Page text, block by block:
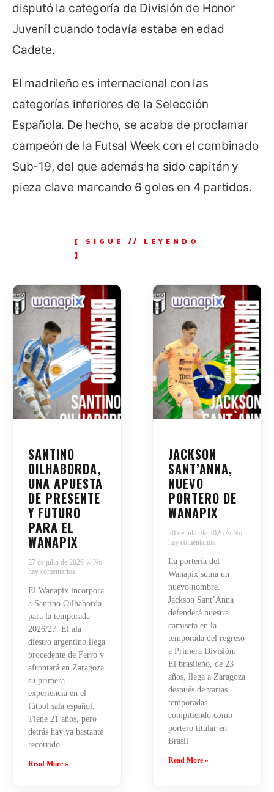
disputó la categoría de División de Honor
Juvenil cuando todavía estaba en edad
Cadete.
El madrileño es internacional con las
categorías inferiores de la Selección
Española. De hecho, se acaba de proclamar
campeón de la Futsal Week con el combinado
Sub-19, del que además ha sido capitán y
pieza clave marcando 6 goles en 4 partidos.
SANTINO
OILHABORDA,
UNA APUESTA
DE PRESENTE
Y FUTURO
PARA EL
WANAPIX
27 de julio de 2026
No
hay comentarios
El Wanapix incorpora
a Santino Oilhaborda
para la temporada
2026/27. El ala
diestro argentino llega
procedente de Ferro y
afrontará en Zaragoza
su primera
experiencia en el
fútbol sala español.
Tiene 21 años, pero
detrás hay ya bastante
recorrido.
Read More »
JACKSON
SANT’ANNA,
NUEVO
PORTERO DE
WANAPIX
20 de julio de 2026
No
hay comentarios
La portería del
Wanapix suma un
nuevo nombre.
Jackson Sant’Anna
defenderá nuestra
camiseta en la
temporada del regreso
a Primera División.
El brasileño, de 23
años, llega a Zaragoza
después de varias
temporadas
compitiendo como
portero titular en
Brasil
Read More »